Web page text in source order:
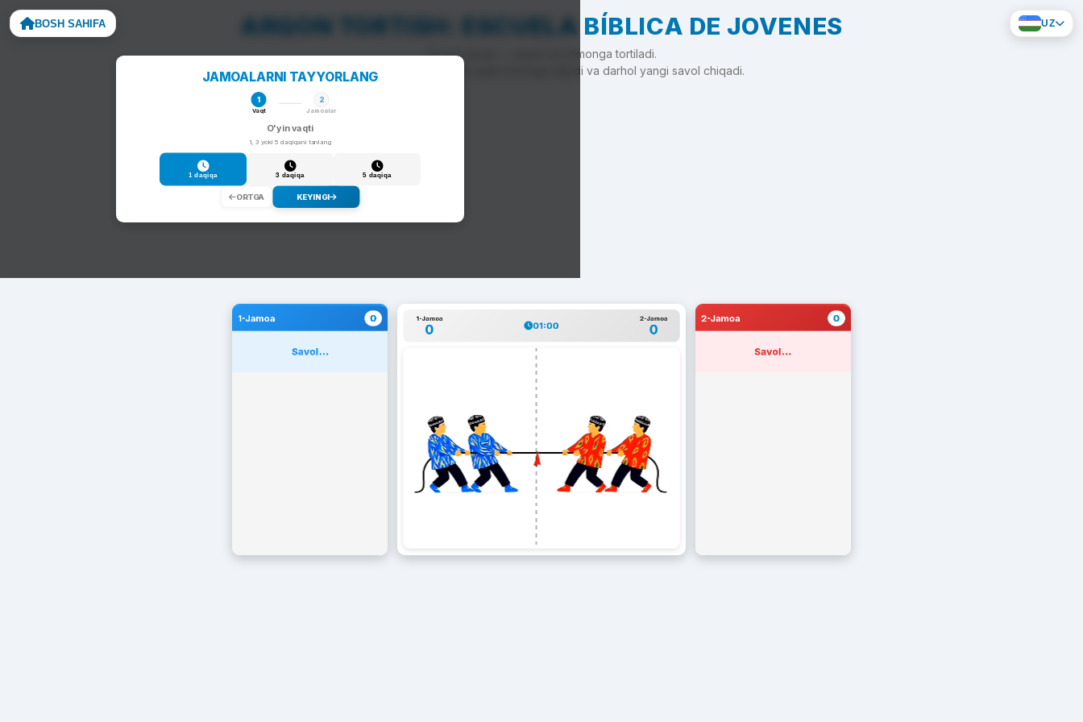
BOSH SAHIFA UZ
ARQON TORTISH: ESCUELA BÍBLICA DE JOVENES
To'g'ri javob — arqon siz tomonga tortiladi.
Noto'g'ri javob — arqon raqib tomonga siljiydi va darhol yangi savol chiqadi.
JAMOALARNI TAYYORLANG
1
Vaqt
2
Jamoalar
O'yin vaqti
1, 3 yoki 5 daqiqani tanlang
1 daqiqa 3 daqiqa 5 daqiqa
ORTGA KEYINGI
1-Jamoa 0
Savol...
1-Jamoa
0 01:00
2-Jamoa
0
2-Jamoa 0
Savol...